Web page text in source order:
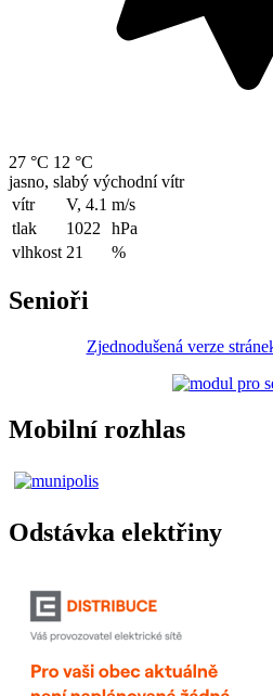
27 °C 12 °C
jasno, slabý východní vítr
vítr
V, 4.1 m/s
tlak
1022
hPa
vlhkost 21 %
Senioři
Zjednodušená verze
Mobilní rozhlas
Odstávka elektřiny